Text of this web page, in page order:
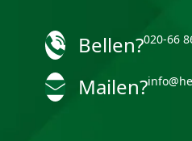
Bellen?020-66
Mailen?